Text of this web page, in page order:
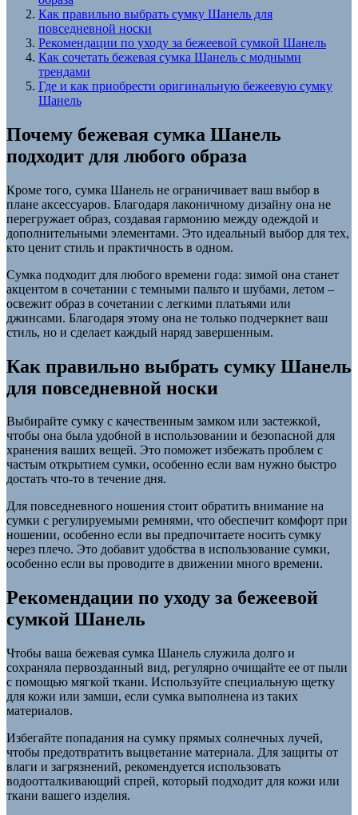
Как правильно выбрать сумку Шанель для
повседневной носки
Рекомендации по уходу за бежеевой сумкой Шанель
Как сочетать бежевая сумка Шанель с модными
трендами
Где и как приобрести оригинальную бежеевую сумку
Шанель
Почему бежевая сумка Шанель
подходит для любого образа
Кроме того, сумка Шанель не ограничивает ваш выбор в
плане аксессуаров. Благодаря лаконичному дизайну она не
перегружает образ, создавая гармонию между одеждой и
дополнительными элементами. Это идеальный выбор для тех,
кто ценит стиль и практичность в одном.
Сумка подходит для любого времени года: зимой она станет
акцентом в сочетании с темными пальто и шубами, летом –
освежит образ в сочетании с легкими платьями или
джинсами. Благодаря этому она не только подчеркнет ваш
стиль, но и сделает каждый наряд завершенным.
Как правильно выбрать сумку Шанель
для повседневной носки
Выбирайте сумку с качественным замком или застежкой,
чтобы она была удобной в использовании и безопасной для
хранения ваших вещей. Это поможет избежать проблем с
частым открытием сумки, особенно если вам нужно быстро
достать что-то в течение дня.
Для повседневного ношения стоит обратить внимание на
сумки с регулируемыми ремнями, что обеспечит комфорт при
ношении, особенно если вы предпочитаете носить сумку
через плечо. Это добавит удобства в использование сумки,
особенно если вы проводите в движении много времени.
Рекомендации по уходу за бежеевой
сумкой Шанель
Чтобы ваша бежевая сумка Шанель служила долго и
сохраняла первозданный вид, регулярно очищайте ее от пыли
с помощью мягкой ткани. Используйте специальную щетку
для кожи или замши, если сумка выполнена из таких
материалов.
Избегайте попадания на сумку прямых солнечных лучей,
чтобы предотвратить выцветание материала. Для защиты от
влаги и загрязнений, рекомендуется использовать
водоотталкивающий спрей, который подходит для кожи или
ткани вашего изделия.